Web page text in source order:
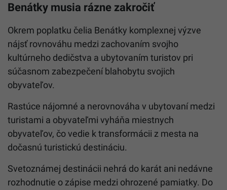
Benátky musia rázne zakročiť
Okrem poplatku čelia Benátky komplexnej výzve
nájsť rovnováhu medzi zachovaním svojho
kultúrneho dedičstva a ubytovaním turistov pri
súčasnom zabezpečení blahobytu svojich
obyvateľov.
Rastúce nájomné a nerovnováha v ubytovaní medzi
turistami a obyvateľmi vyháňa miestnych
obyvateľov, čo vedie k transformácii z mesta na
dočasnú turistickú destináciu.
Svetoznámej destinácii nehrá do karát ani nedávne
rozhodnutie o zápise medzi ohrozené pamiatky. Do